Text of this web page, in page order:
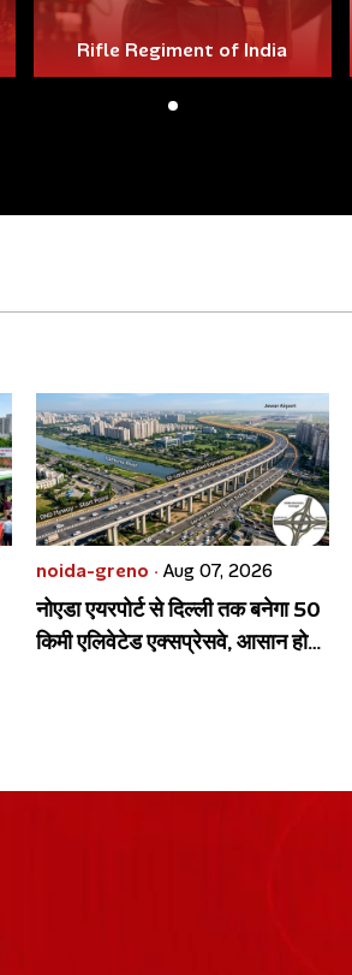
Rifle Regiment of India
noida-greno ·Aug 07, 2026
नोएडा एयरपोर्ट से दिल्ली तक बनेगा 50
किमी एलिवेटेड एक्सप्रेसवे, आसान होगा